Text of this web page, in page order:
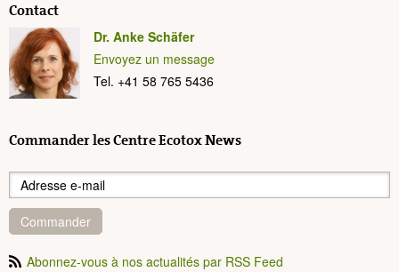
Contact
Dr. Anke Schäfer
Envoyez un message
Tel. +41 58 765 5436
Commander les Centre Ecotox News
Commander
Abonnez-vous à nos actualités par RSS Feed